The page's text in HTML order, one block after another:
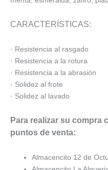
CARACTERÍSTICAS:
· Resistencia al rasgado
· Resistencia a la rotura
· Resistencia a la abrasión
· Solidez al frote
· Solidez al lavado
Para realizar su compra
puntos de venta:
Almacencito 12 de